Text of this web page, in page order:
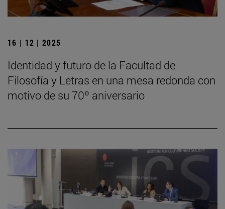
16 | 12 | 2025
Identidad y futuro de la Facultad de
Filosofía y Letras en una mesa redonda con
motivo de su 70º aniversario